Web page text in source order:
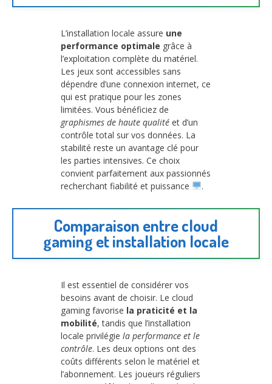
L’installation locale assure une
performance optimale grâce à
l’exploitation complète du matériel.
Les jeux sont accessibles sans
dépendre d’une connexion internet, ce
qui est pratique pour les zones
limitées. Vous bénéficiez de
graphismes de haute qualité et d’un
contrôle total sur vos données. La
stabilité reste un avantage clé pour
les parties intensives. Ce choix
convient parfaitement aux passionnés
recherchant fiabilité et puissance
.
Comparaison entre cloud
gaming et installation locale
Il est essentiel de considérer vos
besoins avant de choisir. Le cloud
gaming favorise la praticité et la
mobilité, tandis que l’installation
locale privilégie la performance et le
contrôle. Les deux options ont des
coûts différents selon le matériel et
l’abonnement. Les joueurs réguliers